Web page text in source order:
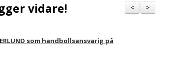
>
<
vidare!
som handbollsansvarig på